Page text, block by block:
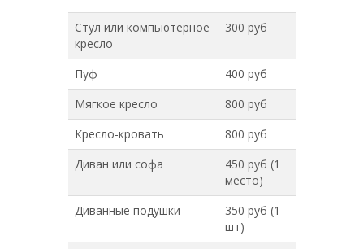
Стул или компьютерное
кресло
300 руб
Пуф
400 руб
Мягкое кресло
800 руб
Кресло-кровать
800 руб
Диван или софа
450 руб (1
место)
Диванные подушки
350 руб (1
шт)